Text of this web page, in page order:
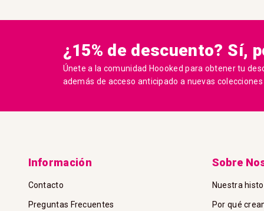
¿15% de descuento? Sí,
Únete a la comunidad Hoooked para obtener tu
además de acceso anticipado a nuevas
Información
Contacto
Preguntas Frecuentes
Sobre
Nuestra
Por qué